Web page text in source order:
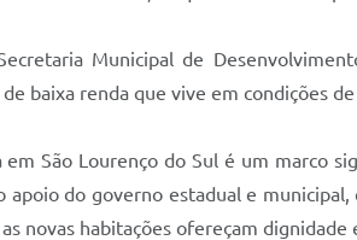
Municipal de
baixa renda que vive em condições
em São Lourenço do Sul é um marco
apoio do governo estadual e
novas habitações ofereçam